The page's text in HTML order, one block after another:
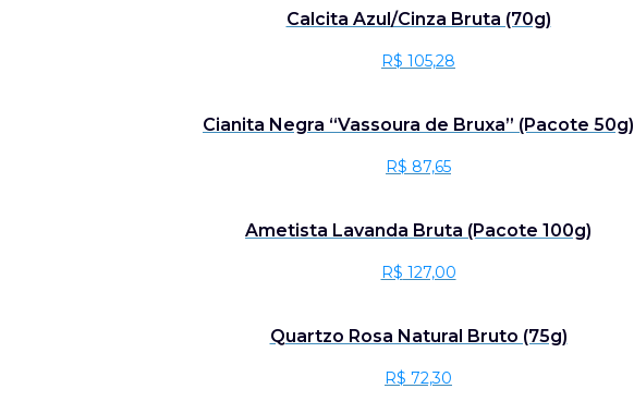
Calcita Azul/Cinza Bruta (70g)
R$ 105,28
Cianita Negra “Vassoura de Bruxa” (Pacote 50g)
R$ 87,65
Ametista Lavanda Bruta (Pacote 100g)
R$ 127,00
Quartzo Rosa Natural Bruto (75g)
R$ 72,30